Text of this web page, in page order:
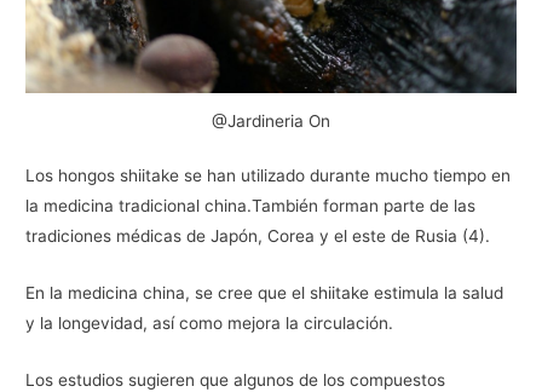
@Jardineria On
Los hongos shiitake se han utilizado durante mucho tiempo en
la medicina tradicional china.También forman parte de las
tradiciones médicas de Japón, Corea y el este de Rusia (4).
En la medicina china, se cree que el shiitake estimula la salud
y la longevidad, así como mejora la circulación.
Los estudios sugieren que algunos de los compuestos